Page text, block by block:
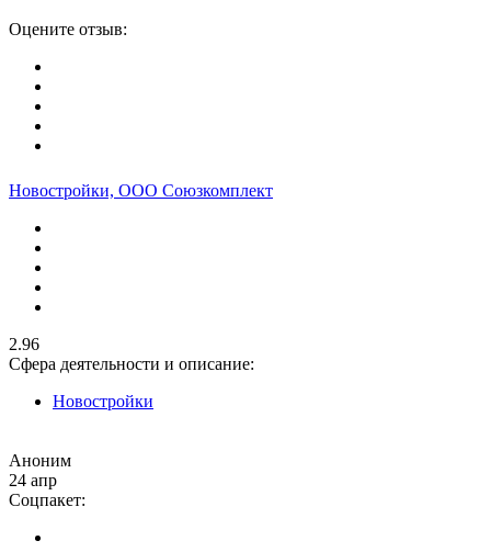
Оцените отзыв:
Новостройки, ООО Союзкомплект
2.96
Сфера деятельности и описание:
Новостройки
Аноним
24 апр
Соцпакет: